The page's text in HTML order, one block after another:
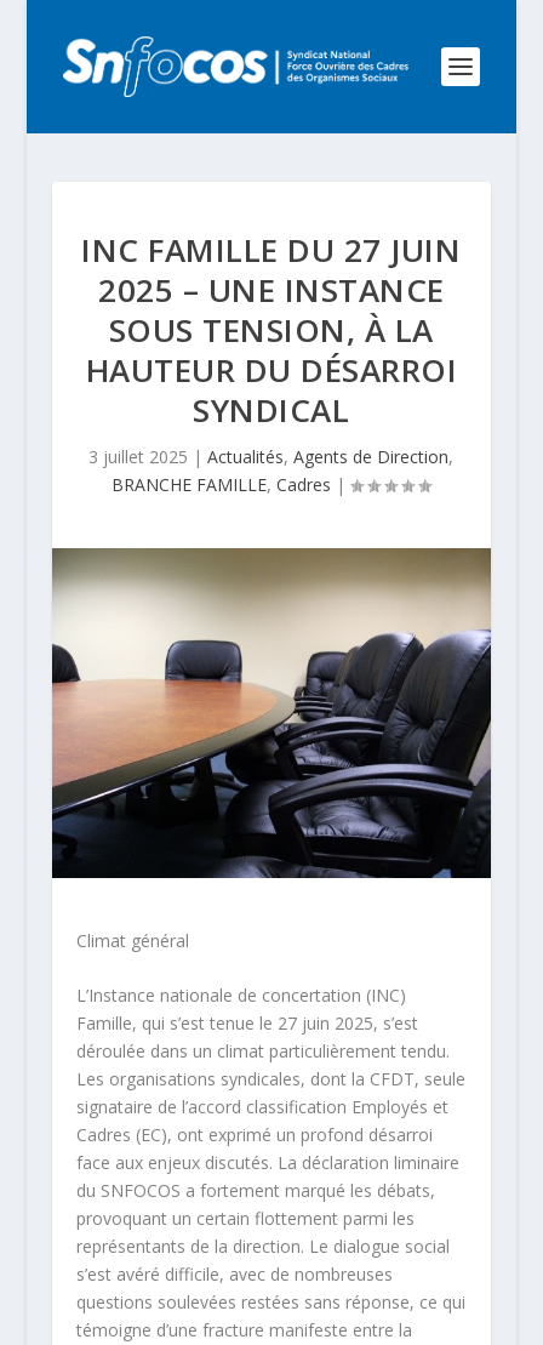
INC FAMILLE DU 27 JUIN
2025 – UNE INSTANCE
SOUS TENSION, À LA
HAUTEUR DU DÉSARROI
SYNDICAL
3 juillet 2025 |Actualités,Agents de Direction,
BRANCHE FAMILLE,Cadres |
Climat général
L’Instance nationale de concertation (INC)
Famille, qui s’est tenue le 27 juin 2025, s’est
déroulée dans un climat particulièrement tendu.
Les organisations syndicales, dont la CFDT, seule
signataire de l’accord classification Employés et
Cadres (EC), ont exprimé un profond désarroi
face aux enjeux discutés. La déclaration liminaire
du SNFOCOS a fortement marqué les débats,
provoquant un certain flottement parmi les
représentants de la direction. Le dialogue social
s’est avéré difficile, avec de nombreuses
questions soulevées restées sans réponse, ce qui
témoigne d’une fracture manifeste entre la